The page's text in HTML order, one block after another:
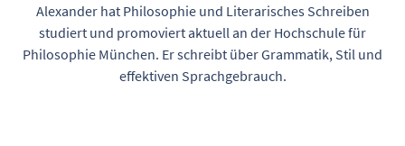
Alexander hat Philosophie und Literarisches Schreiben
studiert und promoviert aktuell an der Hochschule für
Philosophie München. Er schreibt über Grammatik, Stil und
effektiven Sprachgebrauch.